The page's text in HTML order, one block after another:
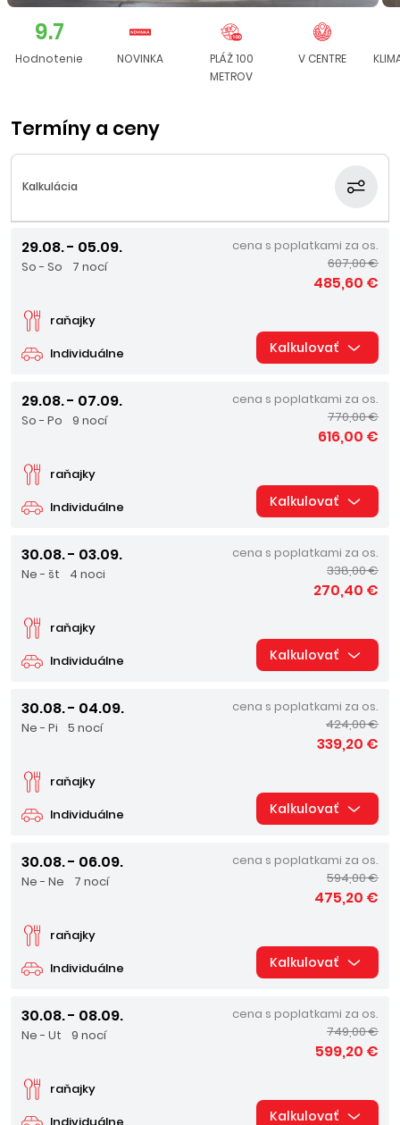
9.7
Hodnotenie NOVINKA
PLÁŽ 100
METROV
V CENTRE
Termíny a ceny
Kalkulácia
29.08. - 05.09.
So - So 7 nocí
Individuálne
raňajky
cena s poplatkami za os.
607,00 €
485,60 €
Kalkulovať
29.08. - 07.09.
So - Po 9 nocí
Individuálne
raňajky
cena s poplatkami za os.
770,00 €
616,00 €
Kalkulovať
30.08. - 03.09.
Ne - št 4 noci
Individuálne
raňajky
cena s poplatkami za os.
338,00 €
270,40 €
Kalkulovať
30.08. - 04.09.
Ne - Pi 5 nocí
Individuálne
raňajky
cena s poplatkami za os.
424,00 €
339,20 €
Kalkulovať
30.08. - 06.09.
Ne - Ne 7 nocí
Individuálne
raňajky
cena s poplatkami za os.
594,00 €
475,20 €
Kalkulovať
30.08. - 08.09.
Ne - Ut 9 nocí
Individuálne
raňajky
cena s poplatkami za os.
749,00 €
599,20 €
Kalkulovať